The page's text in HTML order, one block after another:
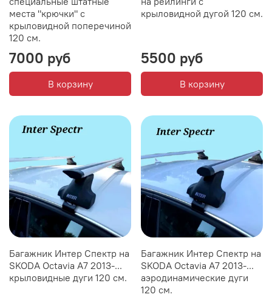
места "крючки" с
крыловидной поперечиной
120 см.
7000 руб
В корзину
крыловидной дугой 120 см.
5500 руб
В корзину
Багажник Интер Спектр на
SKODA Octavia А7 2013-...
крыловидные дуги 120 см.
Багажник Интер Спектр на
SKODA Octavia А7 2013-...
аэродинамические дуги
120 см.